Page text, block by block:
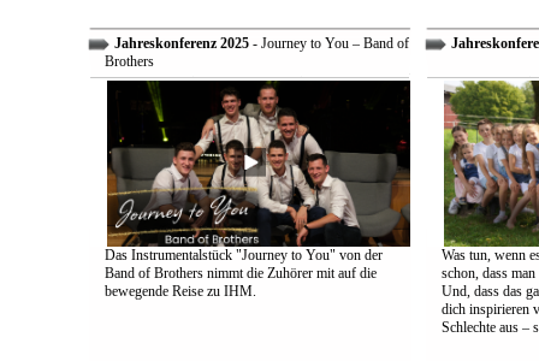
Jahreskonferenz 2025- Journey to You – Band of
Brothers
Das Instrumentalstück "Journey to You" von der
Band of Brothers nimmt die Zuhörer mit auf die
bewegende Reise zu IHM.
Was tun, wenn
schon, dass
Und, dass das
dich inspirieren
Schlechte aus –